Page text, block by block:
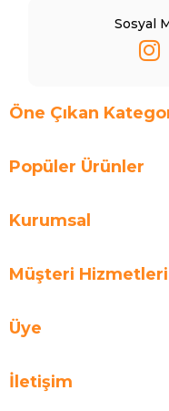
Sosyal
Öne Çıkan
Popüler Ürünler
Kurumsal
Müşteri Hizmetleri
Üye
İletişim